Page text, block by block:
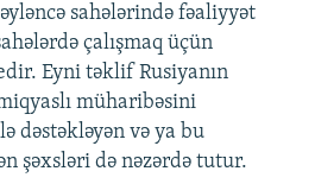
sahələrində fəaliyyət
çalışmaq üçün
Eyni təklif Rusiyanın
müharibəsini
dəstəkləyən və ya bu
şəxsləri də nəzərdə tutur.